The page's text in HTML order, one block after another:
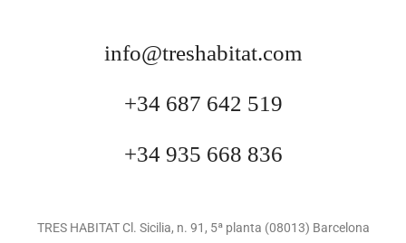
info@treshabitat.com
+34 687 642 519
+34 935 668 836
TRES HABITAT Cl. Sicilia, n. 91, 5ª planta (08013) Barcelona